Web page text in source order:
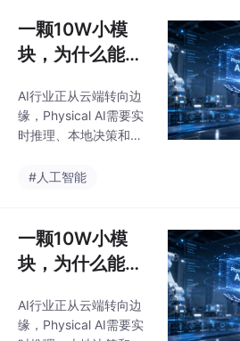
构系统挑战。
一颗10W小模
块，为什么能撑
未来？
AI行业正从云端转向边
缘，Physical AI需要实
时推理、本地决策和多
Enclustra联手，打造可
难题，推动AI真正进入
工业现场。
#人工智能
一颗10W小模
块，为什么能撑
未来？
AI行业正从云端转向边
缘，Physical AI需要实